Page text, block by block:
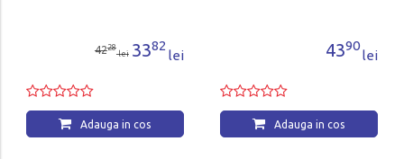
4228
lei 3382
lei
Adauga in cos
4390
lei
Adauga in cos